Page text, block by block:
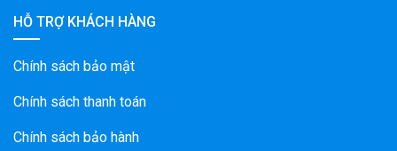
HỖ TRỢ KHÁCH HÀNG
Chính sách bảo mật
Chính sách thanh toán
Chính sách bảo hành